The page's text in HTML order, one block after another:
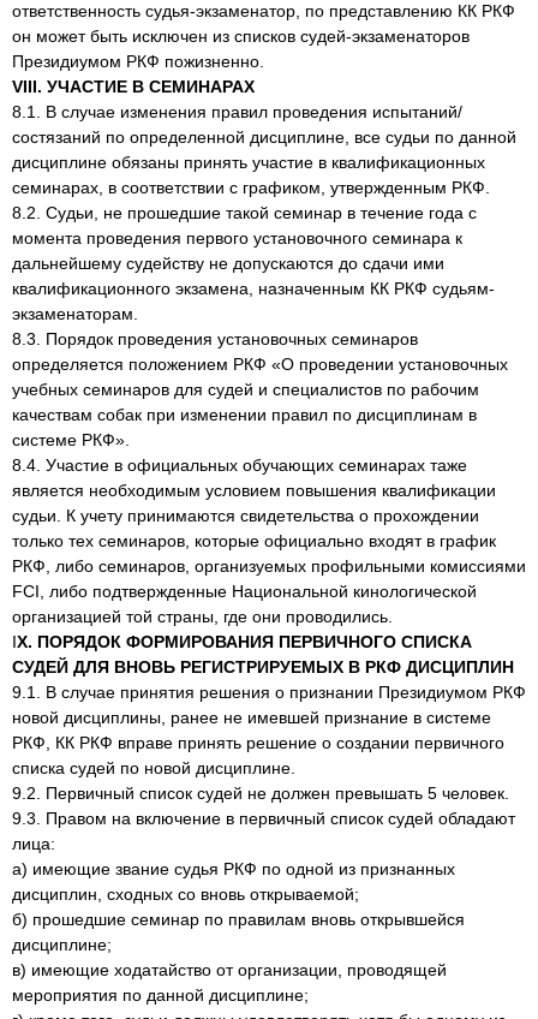
ответственность судья-экзаменатор, по представлению КК РКФ
он может быть исключен из списков судей-экзаменаторов
Президиумом РКФ пожизненно.
VIII. УЧАСТИЕ В СЕМИНАРАХ
8.1. В случае изменения правил проведения испытаний/
состязаний по определенной дисциплине, все судьи по данной
дисциплине обязаны принять участие в квалификационных
семинарах, в соответствии с графиком, утвержденным РКФ.
8.2. Судьи, не прошедшие такой семинар в течение года с
момента проведения первого установочного семинара к
дальнейшему судейству не допускаются до сдачи ими
квалификационного экзамена, назначенным КК РКФ судьям-
экзаменаторам.
8.3. Порядок проведения установочных семинаров
определяется положением РКФ «О проведении установочных
учебных семинаров для судей и специалистов по рабочим
качествам собак при изменении правил по дисциплинам в
системе РКФ».
8.4. Участие в официальных обучающих семинарах таже
является необходимым условием повышения квалификации
судьи. К учету принимаются свидетельства о прохождении
только тех семинаров, которые официально входят в график
РКФ, либо семинаров, организуемых профильными комиссиями
FCI, либо подтвержденные Национальной кинологической
организацией той страны, где они проводились.
IX. ПОРЯДОК ФОРМИРОВАНИЯ ПЕРВИЧНОГО СПИСКА
СУДЕЙ ДЛЯ ВНОВЬ РЕГИСТРИРУЕМЫХ В РКФ ДИСЦИПЛИН
9.1. В случае принятия решения о признании Президиумом РКФ
новой дисциплины, ранее не имевшей признание в системе
РКФ, КК РКФ вправе принять решение о создании первичного
списка судей по новой дисциплине.
9.2. Первичный список судей не должен превышать 5 человек.
9.3. Правом на включение в первичный список судей обладают
лица:
а) имеющие звание судья РКФ по одной из признанных
дисциплин, сходных со вновь открываемой;
б) прошедшие семинар по правилам вновь открывшейся
дисциплине;
в) имеющие ходатайство от организации, проводящей
мероприятия по данной дисциплине;